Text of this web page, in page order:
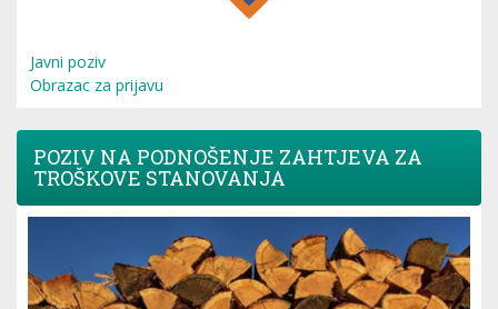
Javni poziv
Obrazac za prijavu
POZIV NA PODNOŠENJE ZAHTJEVA ZA
TROŠKOVE STANOVANJA